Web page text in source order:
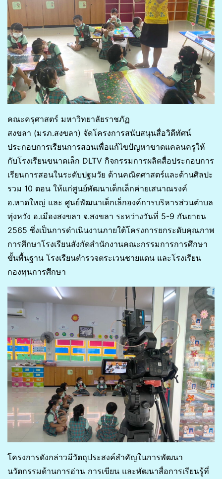
คณะครุศาสตร์ มหาวิทยาลัยราชภัฏ
สงขลา (มรภ.สงขลา) จัดโครงการสนับสนุนสื่อวิดีทัศน์
ประกอบการเรียนการสอนเพื่อแก้ไขปัญหาขาดแคลนครูให้
กับโรงเรียนขนาดเล็ก DLTV กิจกรรมการผลิตสื่อประกอบการ
เรียนการสอนในระดับปฐมวัย ด้านคณิตศาสตร์และด้านศิลปะ
รวม 10 ตอน ให้แก่ศูนย์พัฒนาเด็กเล็กค่ายเสนาณรงค์
อ.หาดใหญ่ และ ศูนย์พัฒนาเด็กเล็กองค์การบริหารส่วนตำบล
ทุ่งหวัง อ.เมืองสงขลา จ.สงขลา ระหว่างวันที่ 5-9 กันยายน
2565 ซึ่งเป็นการดำเนินงานภายใต้โครงการยกระดับคุณภาพ
การศึกษาโรงเรียนสังกัดสำนักงานคณะกรรมการการศึกษา
ขั้นพื้นฐาน โรงเรียนตำรวจตระเวนชายแดน และโรงเรียน
กองทุนการศึกษา
โครงการดังกล่าวมีวัตถุประสงค์สำคัญในการพัฒนา
นวัตกรรมด้านการอ่าน การเขียน และพัฒนาสื่อการเรียนรู้ที่